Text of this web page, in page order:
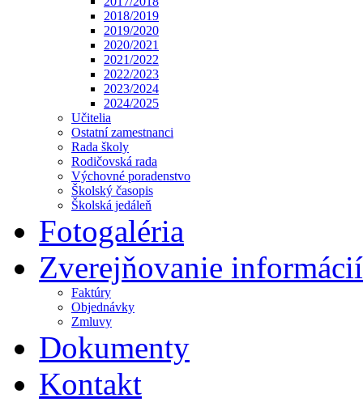
2018/2019
2019/2020
2020/2021
2021/2022
2022/2023
2023/2024
2024/2025
Učitelia
Ostatní zamestnanci
Rada školy
Rodičovská rada
Výchovné poradenstvo
Školský časopis
Školská jedáleň
Fotogaléria
Zverejňovanie informácií
Faktúry
Objednávky
Zmluvy
Dokumenty
Kontakt